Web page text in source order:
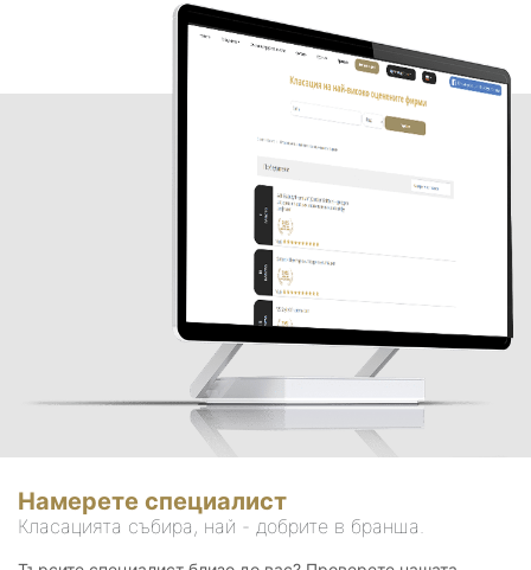
Намерете специалист
Класацията събира, най - добрите в бранша.